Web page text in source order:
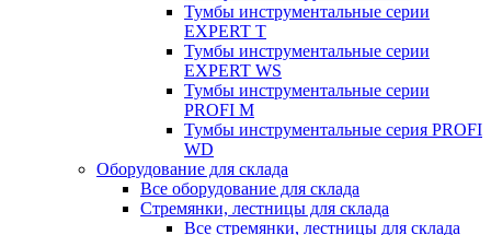
Тумбы инструментальные серии
EXPERT T
Тумбы инструментальные серии
EXPERT WS
Тумбы инструментальные серии
PROFI M
Тумбы инструментальные серия PROFI
WD
Оборудование для склада
Все оборудование для склада
Стремянки, лестницы для склада
Все стремянки, лестницы для склада